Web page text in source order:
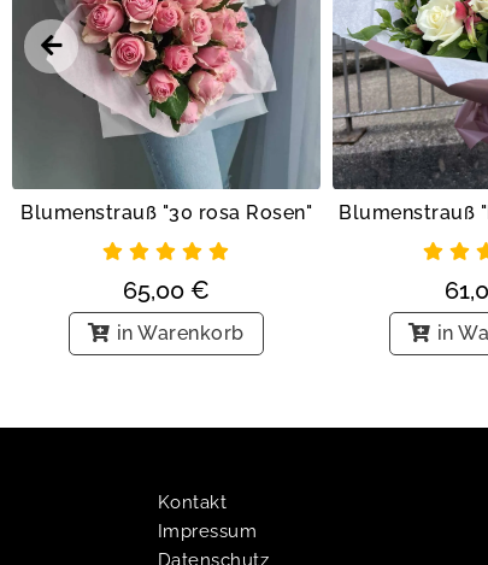
Blumenstrauß "30 rosa Rosen"
65,00 €
in Warenkorb in
Kontakt
Impressum
Datenschutz